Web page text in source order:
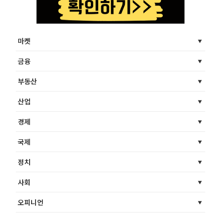
마켓
금융
부동산
산업
경제
국제
정치
사회
오피니언